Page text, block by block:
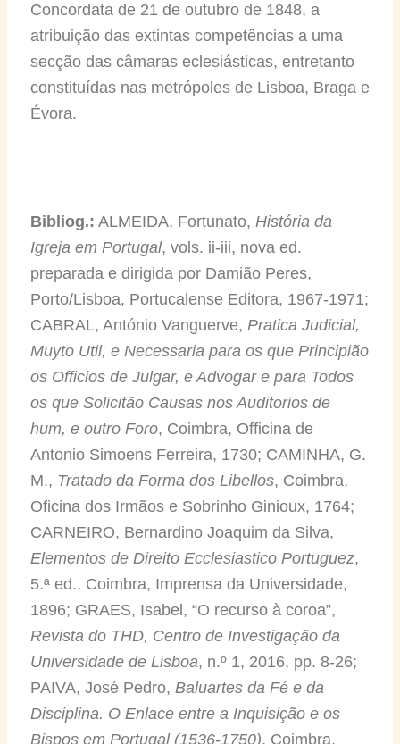
Concordata de 21 de outubro de 1848, a
atribuição das extintas competências a uma
secção das câmaras eclesiásticas, entretanto
constituídas nas metrópoles de Lisboa, Braga e
Évora.
Bibliog.: ALMEIDA, Fortunato, História da
Igreja em Portugal, vols. ii-iii, nova ed.
preparada e dirigida por Damião Peres,
Porto/Lisboa, Portucalense Editora, 1967-1971;
CABRAL, António Vanguerve, Pratica Judicial,
Muyto Util, e Necessaria para os que Principião
os Officios de Julgar, e Advogar e para Todos
os que Solicitão Causas nos Auditorios de
hum, e outro Foro, Coimbra, Officina de
Antonio Simoens Ferreira, 1730; CAMINHA, G.
M., Tratado da Forma dos Libellos, Coimbra,
Oficina dos Irmãos e Sobrinho Ginioux, 1764;
CARNEIRO, Bernardino Joaquim da Silva,
Elementos de Direito Ecclesiastico Portuguez,
5.ª ed., Coimbra, Imprensa da Universidade,
1896; GRAES, Isabel, “O recurso à coroa”,
Revista do THD, Centro de Investigação da
Universidade de Lisboa, n.º 1, 2016, pp. 8-26;
PAIVA, José Pedro, Baluartes da Fé e da
Disciplina. O Enlace entre a Inquisição e os
Bispos em Portugal (1536-1750), Coimbra,